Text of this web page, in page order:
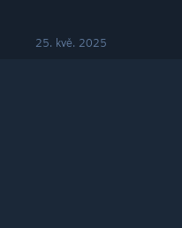
25. kvě. 2025